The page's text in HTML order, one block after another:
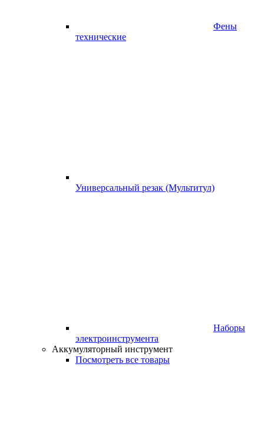
Фены
технические
Универсальный резак (Мультитул)
Наборы
электроинструмента
Аккумуляторный инструмент
Посмотреть все товары